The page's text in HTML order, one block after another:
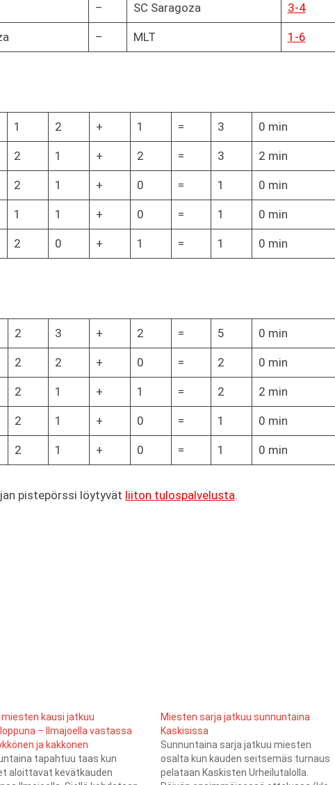
– SC Saragoza 3-4
– MLT 1-6
1 2 + 1 = 3 0 min
2 1 + 2 = 3 2 min
2 1 + 0 = 1 0 min
1 1 + 0 = 1 0 min
2 0 + 1 = 1 0 min
2 3 + 2 = 5 0 min
2 2 + 0 = 2 0 min
2 1 + 1 = 2 2 min
2 1 + 0 = 1 0 min
2 1 + 0 = 1 0 min
pistepörssi löytyvät liiton tulospalvelusta.
miesten kausi jatkuu
– Ilmajoella vastassa
ja kakkonen
tapahtuu taas kun
aloittavat kevätkauden
Miesten sarja jatkuu sunnuntaina
Kaskisissa
Sunnuntaina sarja jatkuu miesten
osalta kun kauden seitsemäs turnaus
pelataan Kaskisten Urheilutalolla.